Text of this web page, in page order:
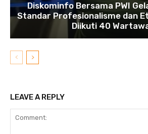
Diskominfo Bersama PWI
Standar Profesionalisme dan
Diikuti 40
LEAVE A REPLY